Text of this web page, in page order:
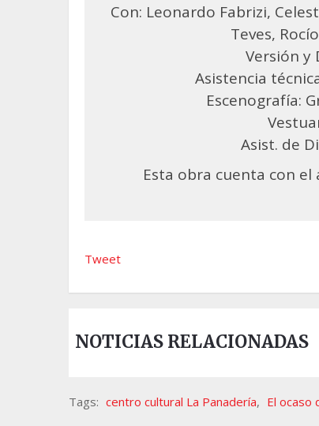
Con: Leonardo Fabrizi,
Teves,
Versión y
Asistencia
Escenografía:
Asist. de
Esta obra cuenta con
Tweet
NOTICIAS RELACIONADAS
Tags: centro cultural La Panadería, El ocaso